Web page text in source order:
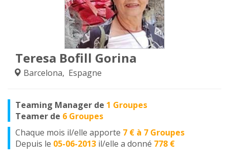
Teresa Bofill Gorina
Barcelona, Espagne
Teaming Manager de 1 Groupes
Teamer de 6 Groupes
Chaque mois il/elle apporte 7 € à 7 Groupes
Depuis le 05-06-2013 il/elle a donné 778 €